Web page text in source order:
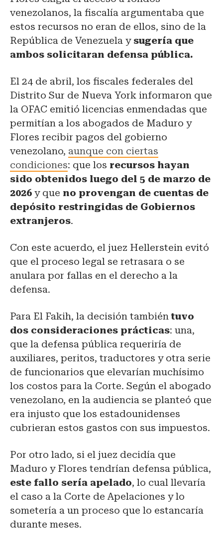
venezolanos, la fiscalía argumentaba que
estos recursos no eran de ellos, sino de la
República de Venezuela y sugería que
ambos solicitaran defensa pública.
El 24 de abril, los fiscales federales del
Distrito Sur de Nueva York informaron que
la OFAC emitió licencias enmendadas que
permitían a los abogados de Maduro y
Flores recibir pagos del gobierno
venezolano, aunque con ciertas
condiciones: que los recursos hayan
sido obtenidos luego del 5 de marzo de
2026 y que no provengan de cuentas de
depósito restringidas de Gobiernos
extranjeros.
Con este acuerdo, el juez Hellerstein evitó
que el proceso legal se retrasara o se
anulara por fallas en el derecho a la
defensa.
Para El Fakih, la decisión tambiéntuvo
dos consideraciones prácticas: una,
que la defensa pública requeriría de
auxiliares, peritos, traductores y otra serie
de funcionarios que elevarían muchísimo
los costos para la Corte. Según el abogado
venezolano, en la audiencia se planteó que
era injusto que los estadounidenses
cubrieran estos gastos con sus impuestos.
Por otro lado, si el juez decidía que
Maduro y Flores tendrían defensa pública,
este fallo sería apelado, lo cual llevaría
el caso a la Corte de Apelaciones y lo
sometería a un proceso que lo estancaría
durante meses.